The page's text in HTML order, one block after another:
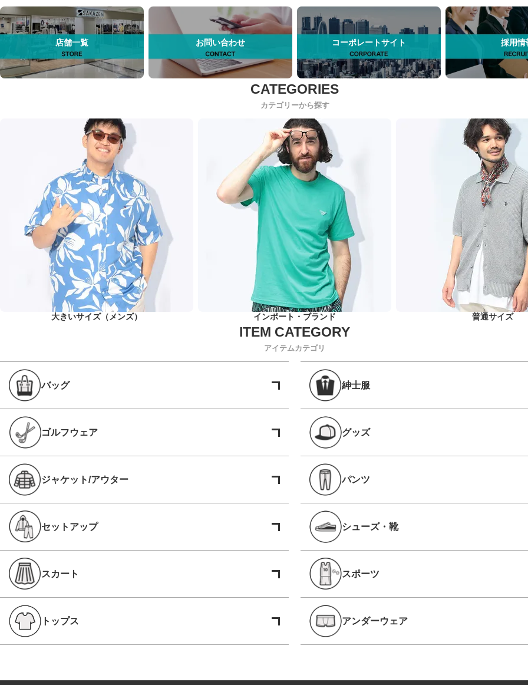
店舗一覧 お問い合わせ コーポレートサイト 採用情
カテゴリーから探す
大きいサイズ（メンズ） インポート・ブランド 普通サイズ
アイテムカテゴリ
バッグ 紳士服
ゴルフウェア グッズ
ジャケット/アウター パンツ
セットアップ シューズ・靴
スカート スポーツ
トップス アンダーウェア